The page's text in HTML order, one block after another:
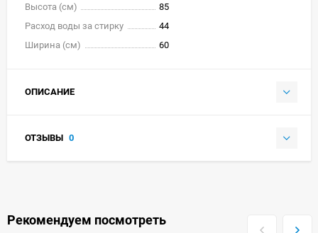
Высота (см)
85
Расход воды за стирку
44
Ширина (см)
60
ОПИСАНИЕ
ОТЗЫВЫ 0
Рекомендуем посмотреть